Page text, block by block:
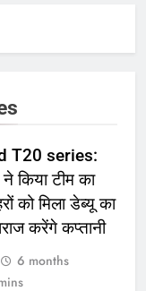
T20 series:
किया टीम का
को मिला डेब्यू का
करेंगे कप्तानी
6 months